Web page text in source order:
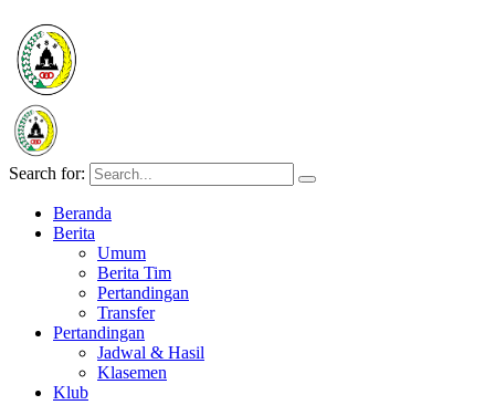
Search for:
Beranda
Berita
Umum
Berita Tim
Pertandingan
Transfer
Pertandingan
Jadwal & Hasil
Klasemen
Klub